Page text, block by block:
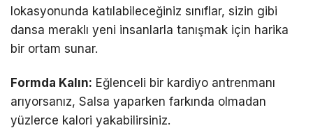
lokasyonunda katılabileceğiniz sınıflar, sizin gibi
dansa meraklı yeni insanlarla tanışmak için harika
bir ortam sunar.
Formda Kalın: Eğlenceli bir kardiyo antrenmanı
arıyorsanız, Salsa yaparken farkında olmadan
yüzlerce kalori yakabilirsiniz.